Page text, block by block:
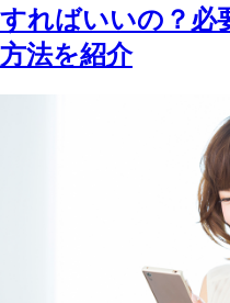
すればいいの？必
方法を紹介